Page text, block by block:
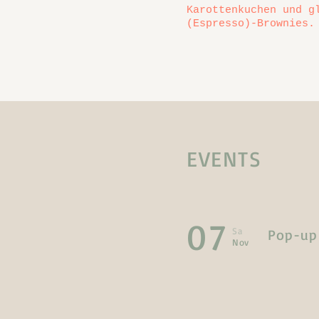
Karottenkuchen und
(Espresso)-Brownies.
EVENTS
07
Sa
Nov
Pop-